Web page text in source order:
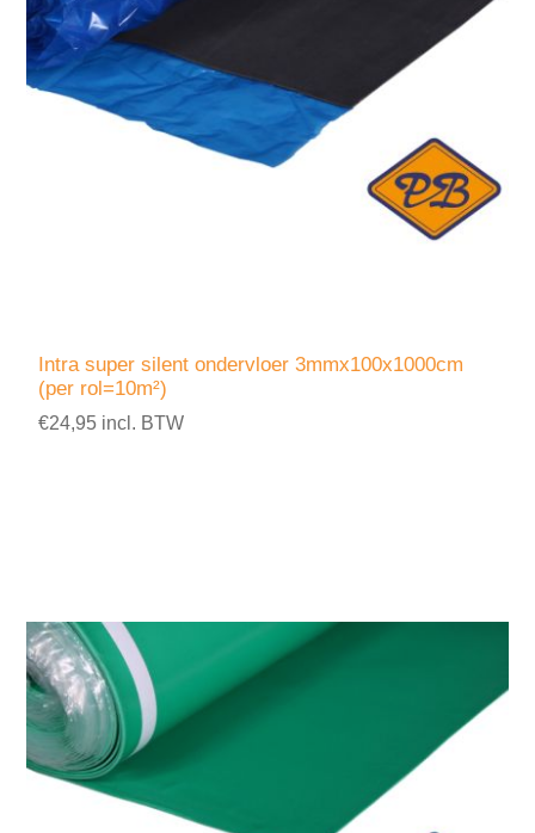
Intra super silent ondervloer 3mmx100x1000cm
(per rol=10m²)
€24,95 incl. BTW